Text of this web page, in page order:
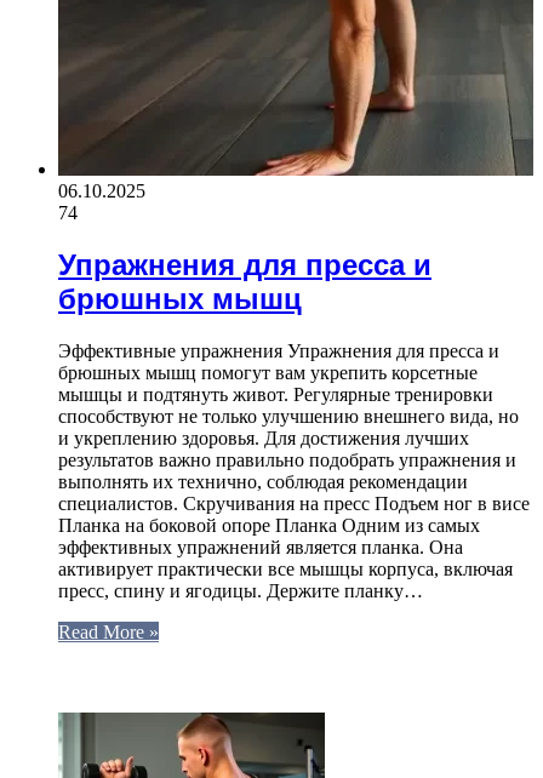
06.10.2025
74
Упражнения для пресса и
брюшных мышц
Эффективные упражнения Упражнения для пресса и
брюшных мышц помогут вам укрепить корсетные
мышцы и подтянуть живот. Регулярные тренировки
способствуют не только улучшению внешнего вида, но
и укреплению здоровья. Для достижения лучших
результатов важно правильно подобрать упражнения и
выполнять их технично, соблюдая рекомендации
специалистов. Скручивания на пресс Подъем ног в висе
Планка на боковой опоре Планка Одним из самых
эффективных упражнений является планка. Она
активирует практически все мышцы корпуса, включая
пресс, спину и ягодицы. Держите планку…
Read More »